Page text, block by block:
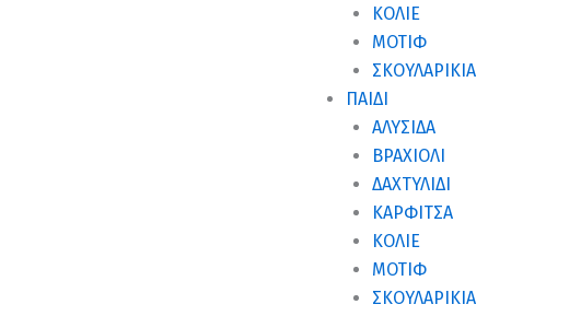
ΚΟΛΙΈ
ΜΟΤΊΦ
ΣΚΟΥΛΑΡΊΚΙΑ
ΠΑΙΔΙ
ΑΛΥΣΊΔΑ
ΒΡΑΧΙΌΛΙ
ΔΑΧΤΥΛΊΔΙ
ΚΑΡΦΊΤΣΑ
ΚΟΛΙΈ
ΜΟΤΊΦ
ΣΚΟΥΛΑΡΊΚΙΑ